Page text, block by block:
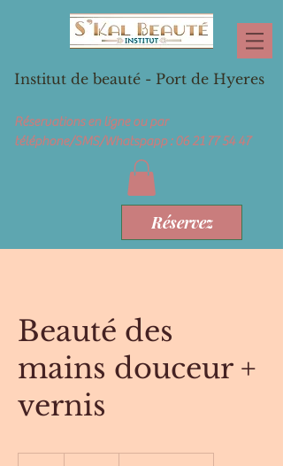
Institut de beauté - Port de Hyeres
Réservations en ligne ou par
téléphone/SMS/Whatspapp :06 21 77 54 47
Réservez
Beauté des
mains douceur +
vernis